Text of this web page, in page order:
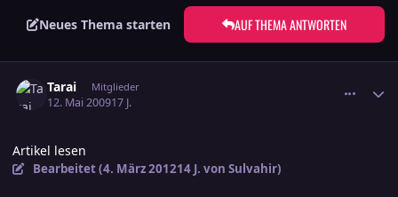
Neues Thema starten AUF THEMA ANTWORTEN
Tarai Mitglieder
12. Mai 200917 J.
Artikel lesen
Bearbeitet (4. März 201214 J. von Sulvahir)